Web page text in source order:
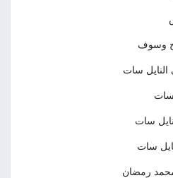
وسوف
النايل سات
سات
سات
سات
محمد رمضان